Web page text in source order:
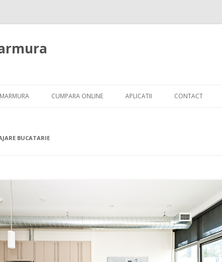
CUMPARA ONLINE APLICATII CONTACT
BUCATARIE